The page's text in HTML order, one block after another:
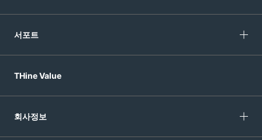
서포트
THine Value
회사정보